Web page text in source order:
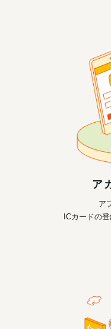
ア
ア
ICカードの